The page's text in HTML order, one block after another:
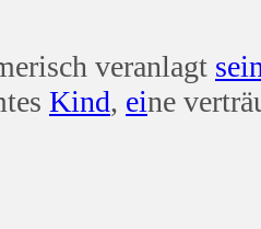
veranlagt sein
Kind, eine